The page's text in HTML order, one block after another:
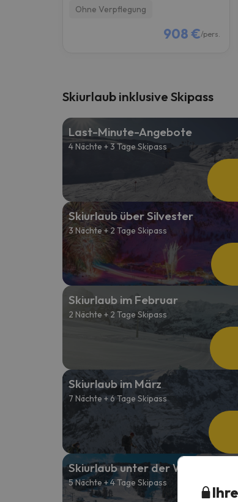
Ohne Verpflegung
908 €/pers.
Skiurlaub inklusive Skipass
Last-Minute-Angebote
4 Nächte + 3 Tage Skipass
Skiurlaub über Silvester
3 Nächte + 2 Tage Skipass
Skiurlaub im Februar
2 Nächte + 2 Tage Skipass
Skiurlaub im März
7 Nächte + 6 Tage Skipass
Skiurlaub unter der Woche
5 Nächte + 4 Tage Skipass